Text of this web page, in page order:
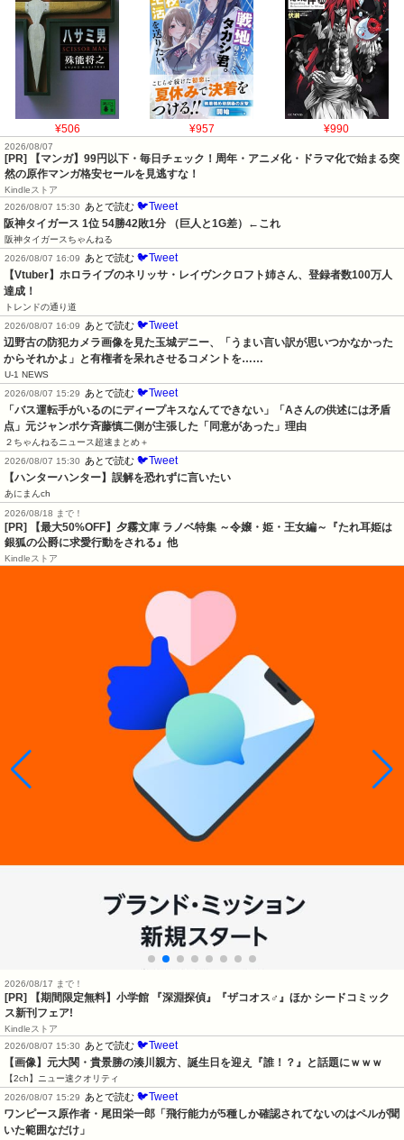
¥506 ¥957 ¥990
2026/08/07
[PR] 【マンガ】99円以下・毎日チェック！周年・アニメ化・ドラマ化で始まる突
然の原作マンガ格安セールを見逃すな！
Kindleストア
2026/08/07 15:30
あとで読む 🐦Tweet
阪神タイガース 1位 54勝42敗1分 （巨人と1G差）←これ
阪神タイガースちゃんねる
2026/08/07 16:09
あとで読む 🐦Tweet
【Vtuber】ホロライブのネリッサ・レイヴンクロフト姉さん、登録者数100万人
達成！
トレンドの通り道
2026/08/07 16:09
あとで読む 🐦Tweet
辺野古の防犯カメラ画像を見た玉城デニー、「うまい言い訳が思いつかなかった
からそれかよ」と有権者を呆れさせるコメントを……
U-1 NEWS
2026/08/07 15:29
あとで読む 🐦Tweet
「バス運転手がいるのにディープキスなんてできない」「Aさんの供述には矛盾
点」元ジャンポケ斉藤慎二側が主張した「同意があった」理由
２ちゃんねるニュース超速まとめ＋
2026/08/07 15:30
あとで読む 🐦Tweet
【ハンターハンター】誤解を恐れずに言いたい
あにまんch
2026/08/18 まで！
[PR] 【最大50%OFF】夕霧文庫 ラノベ特集 ～令嬢・姫・王女編～『たれ耳姫は
銀狐の公爵に求愛行動をされる』他
Kindleストア
2026/08/17 まで！
[PR] 【期間限定無料】小学館 『深淵探偵』『ザコオス♂』ほか シードコミック
ス新刊フェア!
Kindleストア
2026/08/07 15:30
あとで読む 🐦Tweet
【画像】元大関・貴景勝の湊川親方、誕生日を迎え『誰！？』と話題にｗｗｗ
【2ch】ニュー速クオリティ
2026/08/07 15:29
あとで読む 🐦Tweet
ワンピース原作者・尾田栄一郎「飛行能力が5種しか確認されてないのはペルが聞
いた範囲なだけ」